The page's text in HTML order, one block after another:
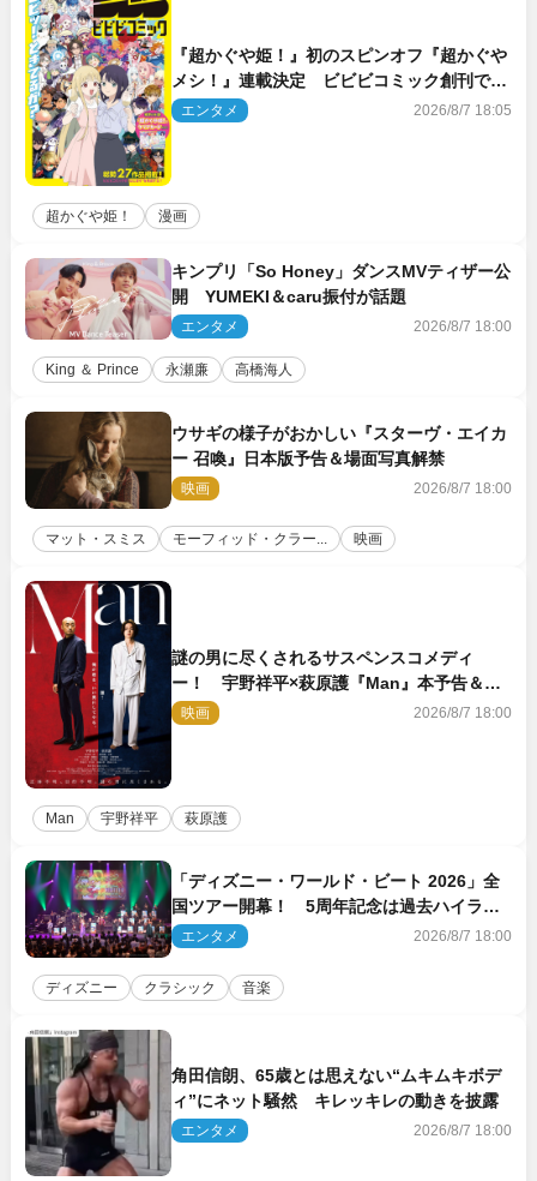
『超かぐや姫！』初のスピンオフ『超かぐや
メシ！』連載決定 ビビビコミック創刊で31
作品一挙公開
エンタメ 2026/8/7 18:05
超かぐや姫！ 漫画
キンプリ「So Honey」ダンスMVティザー公
開 YUMEKI＆caru振付が話題
エンタメ 2026/8/7 18:00
King ＆ Prince 永瀬廉 高橋海人
ウサギの様子がおかしい『スターヴ・エイカ
ー 召喚』日本版予告＆場面写真解禁
映画 2026/8/7 18:00
マット・スミス モーフィッド・クラー... 映画
謎の男に尽くされるサスペンスコメディ
ー！ 宇野祥平×萩原護『Man』本予告＆新
ビジュアル解禁
映画 2026/8/7 18:00
Man 宇野祥平 萩原護
「ディズニー・ワールド・ビート 2026」全
国ツアー開幕！ 5周年記念は過去ハイライ
ト＆クルーズ旅を大満喫！【潜入レポート】
エンタメ 2026/8/7 18:00
ディズニー クラシック 音楽
角田信朗、65歳とは思えない“ムキムキボデ
ィ”にネット騒然 キレッキレの動きを披露
エンタメ 2026/8/7 18:00